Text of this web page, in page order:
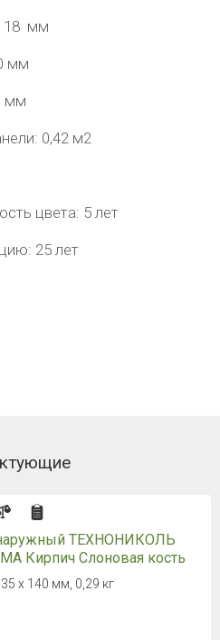
18 мм
мм
мм
0,42 м2
цвета: 5 лет
25 лет
ТЕХНОНИКОЛЬ
Кирпич Слоновая кость
х 140 мм, 0,29 кг